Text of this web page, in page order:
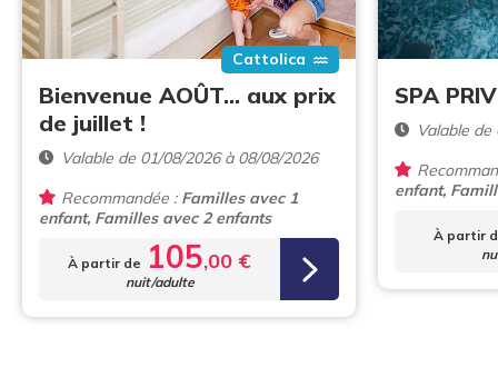
Cattolica
Bienvenue AOÛT... aux prix
de juillet !
Valable de 01/08/2026 à 08/08/2026
Recommandée :Familles avec 1
enfant, Familles avec 2 enfants
À partir de 105,00 €
nuit/adulte
SPA
Valable
enfant,
À partir